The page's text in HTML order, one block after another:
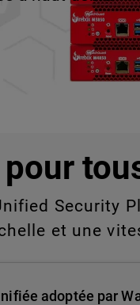
ne pouvez pas
Security
et une
adoptée par